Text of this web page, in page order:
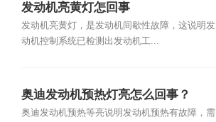
发动机亮黄灯怎回事
发动机亮黄灯，是发动机间歇性故障，这说明发
动机控制系统已检测出发动机工...
奥迪发动机预热灯亮怎么回事？
奥迪发动机预热等亮说明发动机预热有故障，需